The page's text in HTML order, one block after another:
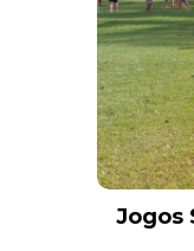
Jogos